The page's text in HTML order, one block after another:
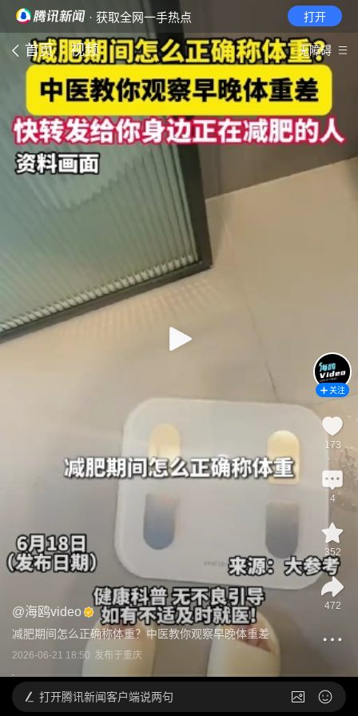
· 获取全网一手热点 打开
首页 视频 无障碍
@海鸥video
减肥期间怎么正确称体重？中医教你观察早晚体重差
2026-06-21 18:50 发布于重庆
关注
173
4
352
472
打开腾讯新闻客户端说两句